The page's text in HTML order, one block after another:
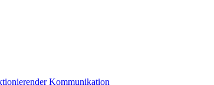
Kommunikation